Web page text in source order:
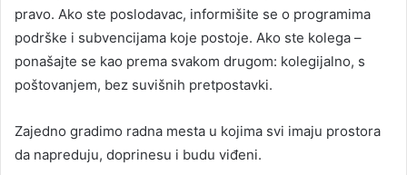
pravo. Ako ste poslodavac, informišite se o programima
podrške i subvencijama koje postoje. Ako ste kolega –
ponašajte se kao prema svakom drugom: kolegijalno, s
poštovanjem, bez suvišnih pretpostavki.
Zajedno gradimo radna mesta u kojima svi imaju prostora
da napreduju, doprinesu i budu viđeni.